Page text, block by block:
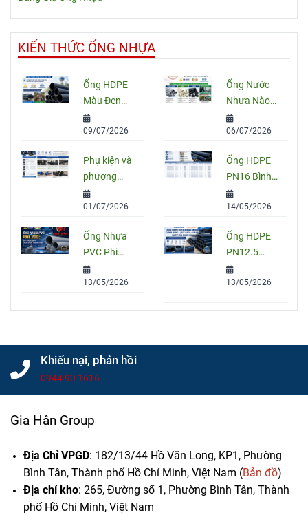
KIẾN THỨC ỐNG NHỰA
Ống HDPE
Màu Đen
Sọc Xanh:
Quy Cách,
Và Cách
Chọn Đúng
09/07/2026
Ống Nước
Nhựa Nào
Tốt Nhất
Hiện Nay?
PVC, PPR
Và HDPE
06/07/2026
Phụ kiện và
phương
pháp nối
ống HDPE
thuật
01/07/2026
Ống HDPE
PN16 Bình
Minh: Quy
Cách, Báo
Chọn Đúng
Cho Công
Trình
14/05/2026
Ống Nhựa
PVC Phi
200: Quy
Cách, Giá
Trình
13/05/2026
Ống HDPE
PN12.5
Bình Minh
Chính Hãng
Chọn Mua
13/05/2026
Khiếu nại, phản hồi
0944 90 1616
Gia Hân Group
Địa Chỉ VPGD: 182/13/44 Hồ Văn Long, KP1, Phường
Bình Tân, Thành phố Hồ Chí Minh, Việt Nam (Bản đồ)
Địa chỉ kho: 265, Đường số 1, Phường Bình Tân, Thành
phố Hồ Chí Minh, Việt Nam